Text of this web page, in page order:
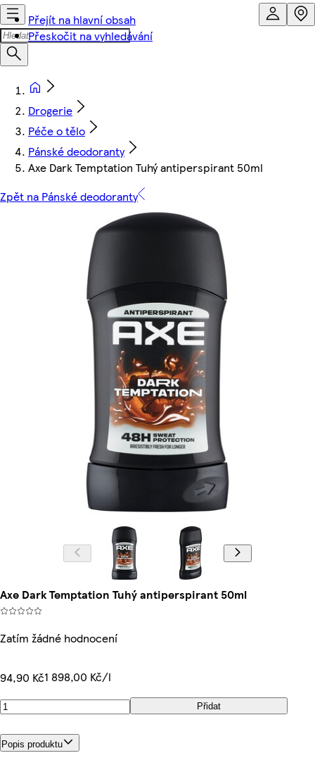
Přejít na hlavní obsah
Přeskočit na vyhledávání
Drogerie
Péče o tělo
Pánské deodoranty
Axe Dark Temptation Tuhý antiperspirant 50ml
Zpět na Pánské deodoranty
Axe Dark Temptation Tuhý antiperspirant 50ml
Zatím žádné hodnocení
94,90 Kč1 898,00 Kč/l
Přidat
Popis produktu